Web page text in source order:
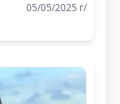
05/05/2025 г/